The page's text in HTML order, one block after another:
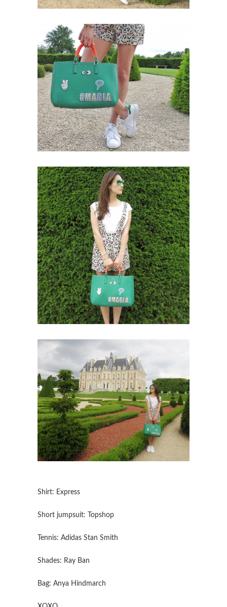
Shirt: Express
Short jumpsuit: Topshop
Tennis: Adidas Stan Smith
Shades: Ray Ban
Bag: Anya Hindmarch